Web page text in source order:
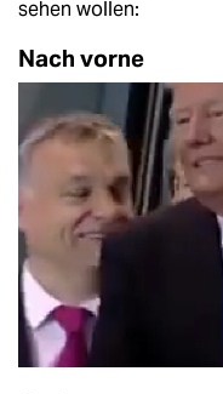
sehen wollen:
Nach vorne